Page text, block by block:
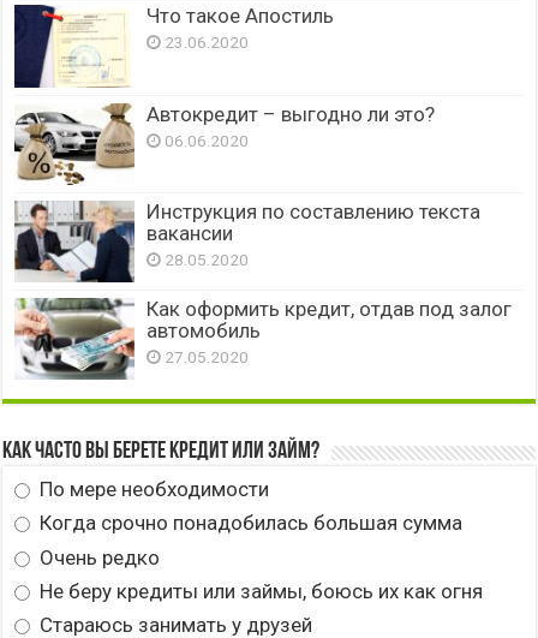
Что такое Апостиль
23.06.2020
Автокредит – выгодно ли это?
06.06.2020
Инструкция по составлению текста
вакансии
28.05.2020
Как оформить кредит, отдав под залог
автомобиль
27.05.2020
Как часто вы берете кредит или займ?
По мере необходимости
Когда срочно понадобилась большая сумма
Очень редко
Не беру кредиты или займы, боюсь их как огня
Стараюсь занимать у друзей